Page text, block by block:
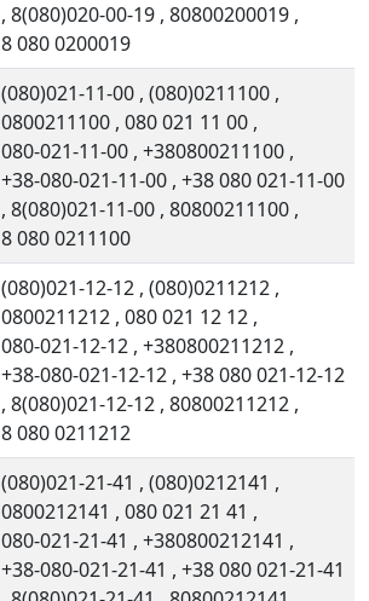
, 8(080)020-00-19 , 80800200019 ,
8 080 0200019
(080)021-11-00 , (080)0211100 ,
0800211100 , 080 021 11 00 ,
080-021-11-00 , +380800211100 ,
+38-080-021-11-00 , +38 080 021-11-00
, 8(080)021-11-00 , 80800211100 ,
8 080 0211100
(080)021-12-12 , (080)0211212 ,
0800211212 , 080 021 12 12 ,
080-021-12-12 , +380800211212 ,
+38-080-021-12-12 , +38 080 021-12-12
, 8(080)021-12-12 , 80800211212 ,
8 080 0211212
(080)021-21-41 , (080)0212141 ,
0800212141 , 080 021 21 41 ,
080-021-21-41 , +380800212141 ,
+38-080-021-21-41 , +38 080 021-21-41